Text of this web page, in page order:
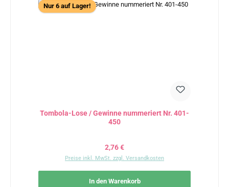
Nur 6 auf Lager!
Tombola-Lose / Gewinne nummeriert Nr. 401-
450
Regulärer Preis:
2,76 €
Preise inkl. MwSt. zzgl. Versandkosten
In den Warenkorb